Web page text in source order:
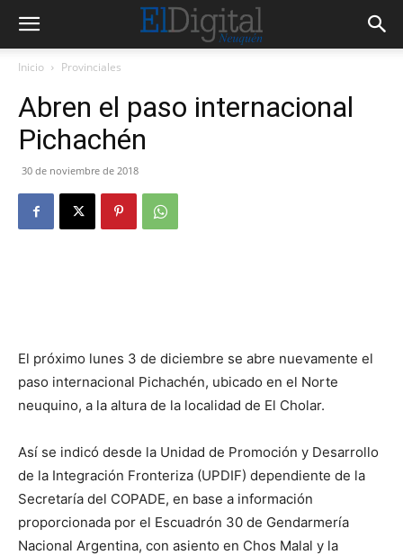
Inicio Provinciales
Abren el paso internacional
Pichachén
30 de noviembre de 2018
El próximo lunes 3 de diciembre se abre nuevamente el
paso internacional Pichachén, ubicado en el Norte
neuquino, a la altura de la localidad de El Cholar.
Así se indicó desde la Unidad de Promoción y Desarrollo
de la Integración Fronteriza (UPDIF) dependiente de la
Secretaría del COPADE, en base a información
proporcionada por el Escuadrón 30 de Gendarmería
Nacional Argentina, con asiento en Chos Malal y la